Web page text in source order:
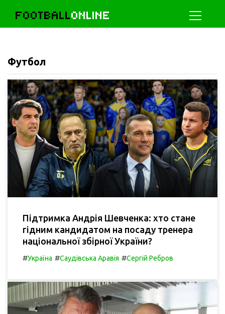
FOOTBALLONLINE
Футбол
Підтримка Андрія Шевченка: хто стане
гідним кандидатом на посаду тренера
національної збірної України?
#Україна #Саудівська Аравія #Сергій Ребров